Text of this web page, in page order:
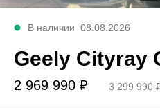
В наличии 08.08.2026
Geely Cityray
2 969 990 ₽ 3 299 990